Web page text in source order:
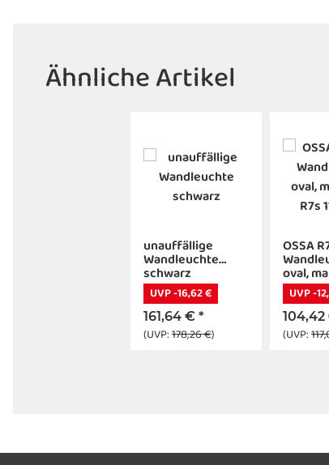
Ähnliche Artikel
unauffällige
Wandleuchte
schwarz
UVP -16,62 €
161,64 € *
(UVP:178,26 €)
OSSA
oval,
R7s
120W,
UVP -
(UVP: